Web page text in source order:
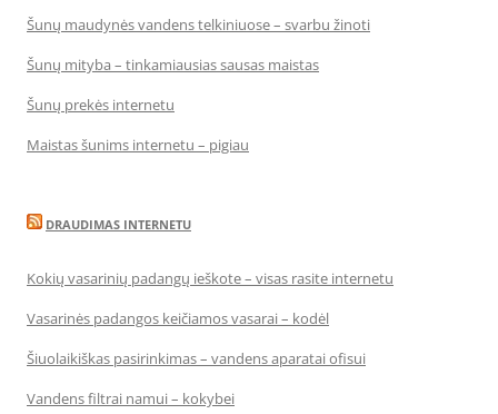
Šunų maudynės vandens telkiniuose – svarbu žinoti
Šunų mityba – tinkamiausias sausas maistas
Šunų prekės internetu
Maistas šunims internetu – pigiau
DRAUDIMAS INTERNETU
Kokių vasarinių padangų ieškote – visas rasite internetu
Vasarinės padangos keičiamos vasarai – kodėl
Šiuolaikiškas pasirinkimas – vandens aparatai ofisui
Vandens filtrai namui – kokybei